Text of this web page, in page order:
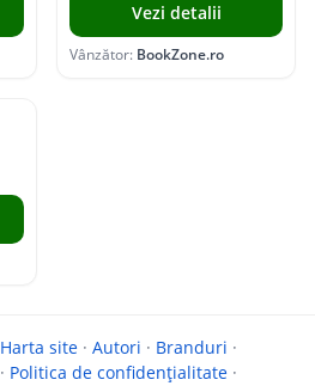
Vezi detalii
Vânzător: BookZone.ro
Harta site · Autori · Branduri ·
· Politica de confidențialitate ·